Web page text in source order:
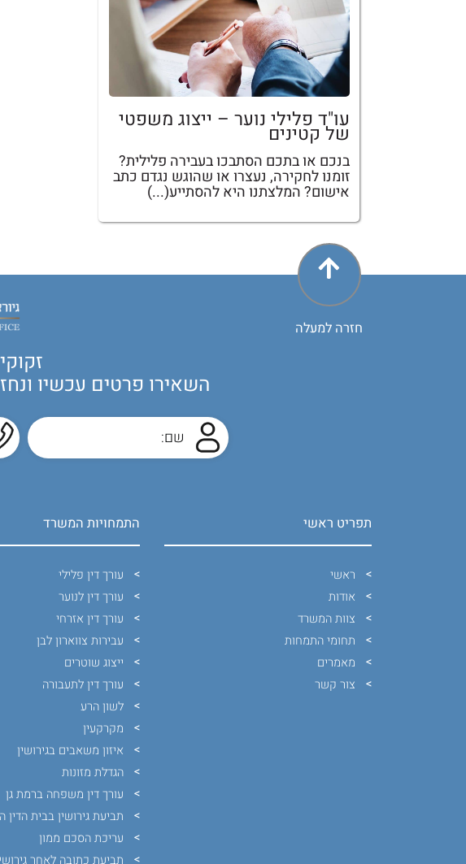
עו"ד פלילי נוער – ייצוג משפטי
של קטינים
בנכם או בתכם הסתבכו בעבירה פלילית?
זומנו לחקירה, נעצרו או שהוגש נגדם כתב
אישום? המלצתנו היא להסתייע(...)
חזרה למעלה
השאירו פרטים עכשיו
תפריט ראשי
ראשי
אודות
צוות המשרד
תחומי התמחות
מאמרים
צור קשר
התמחויות המשרד
עורך דין פלילי
עורך דין לנוער
עורך דין אזרחי
עבירות צווארון לבן
ייצוג שוטרים
עורך דין לתעבורה
לשון הרע
מקרקעין
איזון משאבים בגירושין
הגדלת מזונות
עורך דין משפחה ברמת גן
תביעת גירושין בבית הדין
עריכת הסכם ממון
תביעת כתובה לאחר